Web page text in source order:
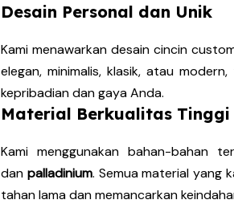
Desain Personal dan Unik
Kami menawarkan desain cincin
elegan, minimalis, klasik, atau
kepribadian dan gaya Anda.
Material Berkualitas Tinggi
Kami menggunakan bahan-bahan
dan palladinium. Semua material yang
tahan lama dan memancarkan